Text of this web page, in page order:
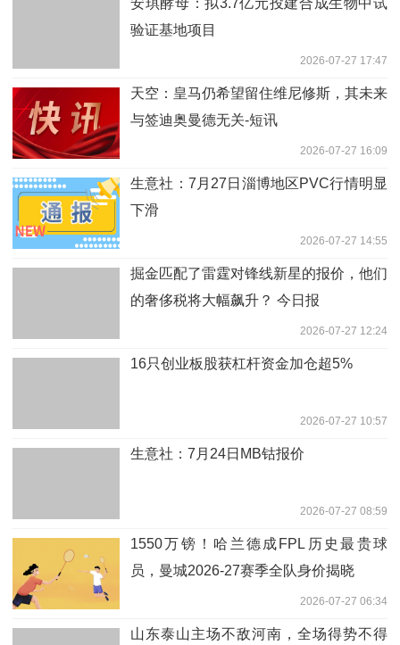
安琪酵母：拟3.7亿元投建合成生物中试
验证基地项目
2026-07-27 17:47
天空：皇马仍希望留住维尼修斯，其未来
与签迪奥曼德无关-短讯
2026-07-27 16:09
生意社：7月27日淄博地区PVC行情明显
下滑
2026-07-27 14:55
掘金匹配了雷霆对锋线新星的报价，他们
的奢侈税将大幅飙升？ 今日报
2026-07-27 12:24
16只创业板股获杠杆资金加仓超5%
2026-07-27 10:57
生意社：7月24日MB钴报价
2026-07-27 08:59
1550万镑！哈兰德成FPL历史最贵球
员，曼城2026-27赛季全队身价揭晓
2026-07-27 06:34
山东泰山主场不敌河南，全场得势不得